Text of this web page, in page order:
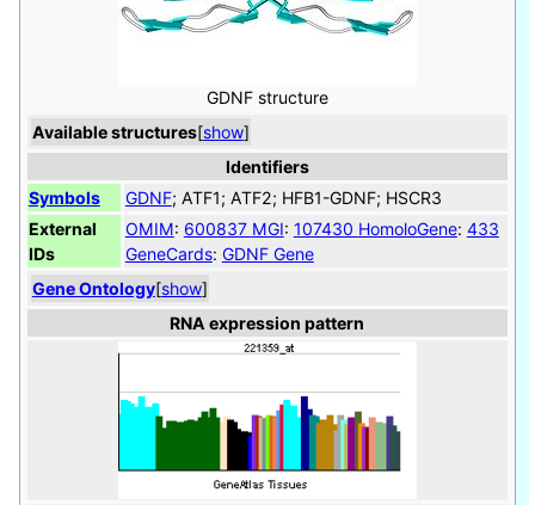
GDNF structure
[show]
Available structures
Identifiers
Symbols
GDNF; ATF1; ATF2; HFB1-GDNF; HSCR3
External
IDs
OMIM: 600837 MGI: 107430 HomoloGene: 433
GeneCards: GDNF Gene
[show]
Gene Ontology
RNA expression pattern